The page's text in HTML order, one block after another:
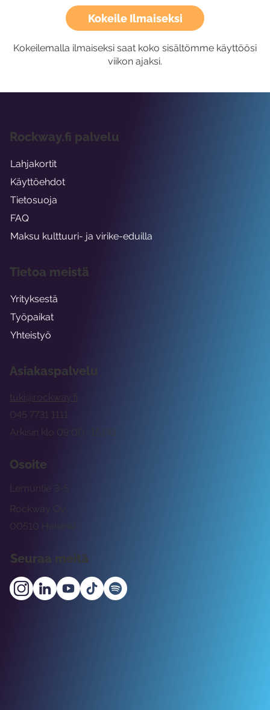
Kokeile Ilmaiseksi
Kokeilemalla ilmaiseksi saat koko sisältömme käyttöösi
viikon ajaksi.
Asiakaspalvelu
tuki@rockway.fi
Arkisin klo 09:00 -15:00
045 7731 1111
Osoite
Rockway Oy
Lemuntie 3-5
00510 Helsinki
Seuraa meitä
Rockway.fi palvelu
Lahjakortit
Käyttöehdot
Tietosuoja
FAQ
Maksu kulttuuri- ja virike-eduilla
Tietoa meistä
Yrityksestä
Työpaikat
Yhteistyö